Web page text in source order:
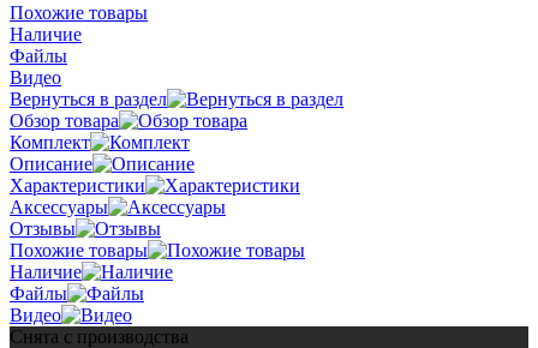
Похожие товары
Наличие
Файлы
Видео
Вернуться в раздел
Обзор товара
Комплект
Описание
Характеристики
Аксессуары
Отзывы
Похожие товары
Наличие
Файлы
Видео
Снята с производства